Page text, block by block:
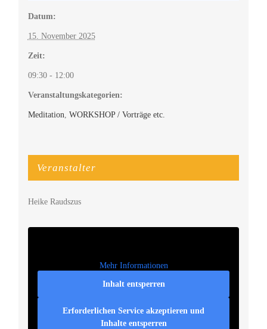
Datum:
15. November 2025
Zeit:
09:30 - 12:00
Veranstaltungskategorien:
Meditation WORKSHOP / Vorträge etc.
Veranstalter
Heike Raudszus
Mehr Informationen
Inhalt entsperren
Erforderlichen Service akzeptieren und
Inhalte entsperren